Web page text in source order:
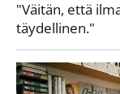
"Väitän, että
täydellinen."